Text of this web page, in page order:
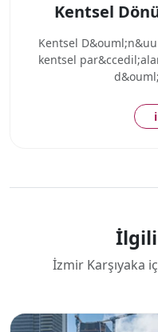
Kentsel
Kentsel
kentsel
İzmir Karşıyaka